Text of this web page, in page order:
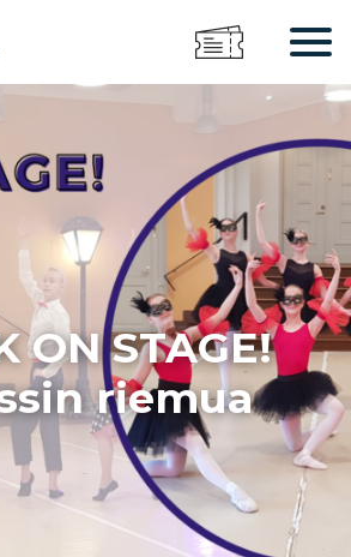
ON STAGE!
riemua